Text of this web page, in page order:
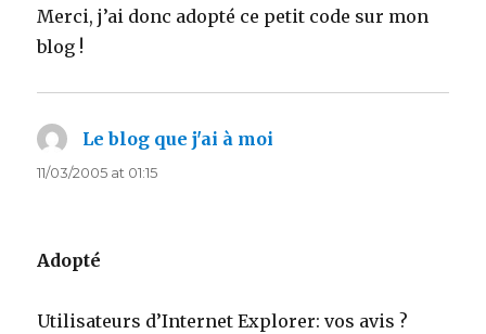
Merci, j’ai donc adopté ce petit code sur mon
blog !
Le blog que j'ai à moi
11/03/2005 at 01:15
Adopté
Utilisateurs d’Internet Explorer: vos avis ?